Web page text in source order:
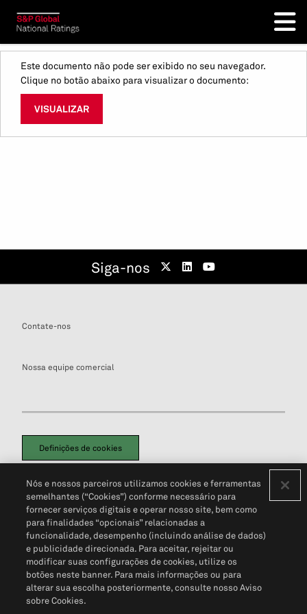
Este documento não pode ser exibido no seu navegador.
Clique no botão abaixo para visualizar o documento:
VISUALIZAR
Siga-nos
Contate-nos
Nossa equipe comercial
Definições de cookies
Política de PrivacidadePortal de privacidade do cliente (em inglês)
Não Venda Minhas Informações Pessoais© 2026 S&P Global
Nós e nossos parceiros utilizamos cookies e ferramentas
semelhantes (“Cookies”) conforme necessário para
fornecer serviços digitais e operar nosso site, bem como
para finalidades “opcionais” relacionadas a
funcionalidade, desempenho (incluindo análise de dados)
e publicidade direcionada. Para aceitar, rejeitar ou
modificar suas configurações de cookies, utilize os
botões neste banner. Para mais informações ou para
alterar sua escolha posteriormente, consulte nosso Aviso
sobre Cookies.